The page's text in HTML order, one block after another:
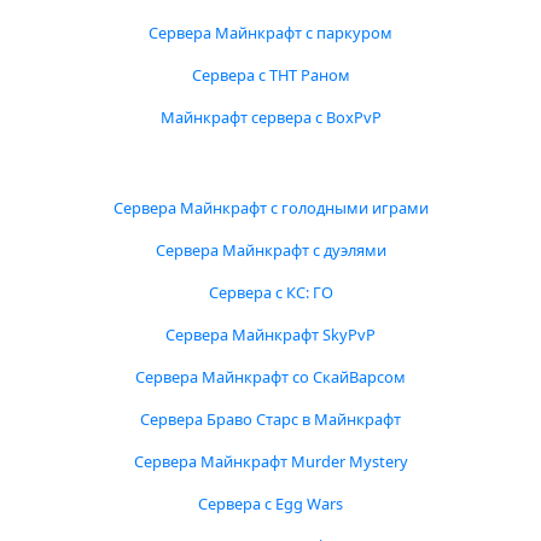
Сервера Майнкрафт с паркуром
Сервера с ТНТ Раном
Майнкрафт сервера с BoxPvP
Сервера Майнкрафт с голодными играми
Сервера Майнкрафт с дуэлями
Сервера с КС: ГО
Сервера Майнкрафт SkyPvP
Сервера Майнкрафт со СкайВарсом
Сервера Браво Старс в Майнкрафт
Сервера Майнкрафт Murder Mystery
Сервера с Egg Wars